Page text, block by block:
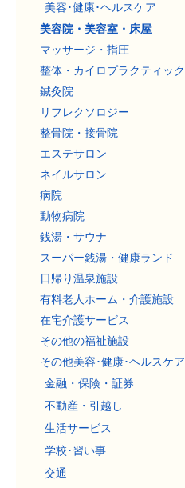
美容･健康･ヘルスケア
美容院・美容室・床屋
マッサージ・指圧
整体・カイロプラクティック
鍼灸院
リフレクソロジー
整骨院・接骨院
エステサロン
ネイルサロン
病院
動物病院
銭湯・サウナ
スーパー銭湯・健康ランド
日帰り温泉施設
有料老人ホーム・介護施設
在宅介護サービス
その他の福祉施設
その他美容･健康･ヘルスケア
金融・保険・証券
不動産・引越し
生活サービス
学校･習い事
交通